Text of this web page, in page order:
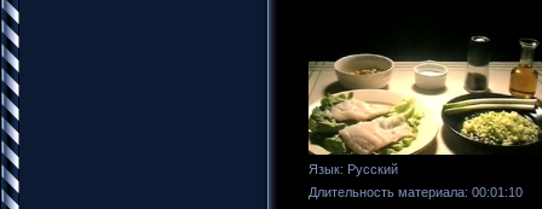
Язык: Русский
Длительность материала: 00:01:10